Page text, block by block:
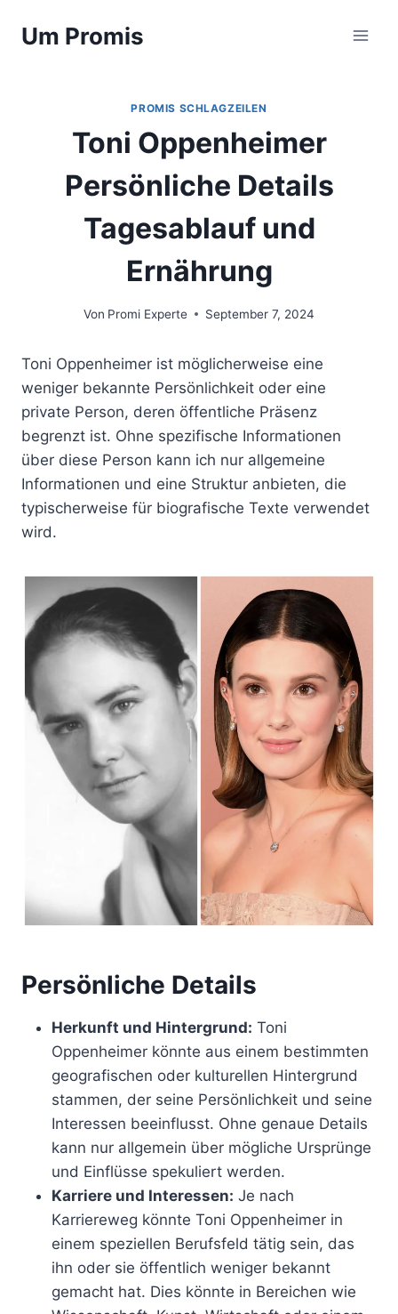
InhaltUm Promis
PROMIS SCHLAGZEILEN
Toni Oppenheimer
Persönliche Details
Tagesablauf und
Ernährung
Von Promi Experte September 7, 2024
Toni Oppenheimer ist möglicherweise eine
weniger bekannte Persönlichkeit oder eine
private Person, deren öffentliche Präsenz
begrenzt ist. Ohne spezifische Informationen
über diese Person kann ich nur allgemeine
Informationen und eine Struktur anbieten, die
typischerweise für biografische Texte verwendet
wird.
Persönliche Details
Herkunft und Hintergrund: Toni
Oppenheimer könnte aus einem bestimmten
geografischen oder kulturellen Hintergrund
stammen, der seine Persönlichkeit und seine
Interessen beeinflusst. Ohne genaue Details
kann nur allgemein über mögliche Ursprünge
und Einflüsse spekuliert werden.
Karriere und Interessen: Je nach
Karriereweg könnte Toni Oppenheimer in
einem speziellen Berufsfeld tätig sein, das
ihn oder sie öffentlich weniger bekannt
gemacht hat. Dies könnte in Bereichen wie